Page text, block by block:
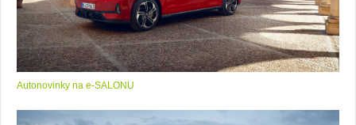
Autonovinky na e-SALONU